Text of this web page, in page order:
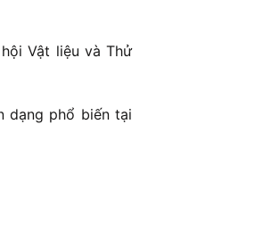
Vật liệu và Thử
dạng phổ biến tại